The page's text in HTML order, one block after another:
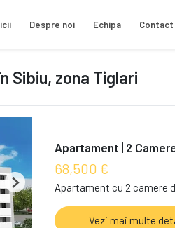
Despre noi Echipa Contact
Sibiu, zona Tiglari
Next
Apartament | 2
68,500 €
Apartament cu 2 camere
Vezi mai multe